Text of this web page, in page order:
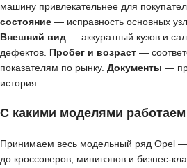
машину привлекательнее для
состояние — исправность основных
Внешний вид — аккуратный кузов и
дефектов. Пробег и возраст —
показателям по рынку. Документы —
история.
С какими моделями работаем
Принимаем весь модельный ряд Opel —
до кроссоверов, минивэнов и бизнес-